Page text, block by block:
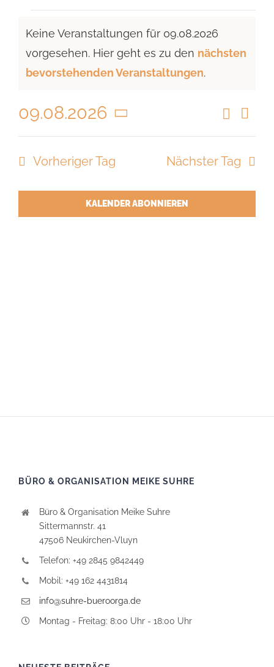
für
09.08.2026
Hinweis
Keine Veranstaltungen für 09.08.2026
vorgesehen. Hier geht es zu den nächsten
bevorstehenden Veranstaltungen.
und
Suche
Tag
09.08.2026
Datum
wählen.
Vorheriger Tag Nächster Tag
KALENDER ABONNIEREN
BÜRO & ORGANISATION MEIKE SUHRE
Büro & Organisation Meike Suhre
Sittermannstr. 41
47506 Neukirchen-Vluyn
Telefon: +49 2845 9842449
Mobil: +49 162 4431814
info@suhre-bueroorga.de
Montag - Freitag: 8:00 Uhr - 18:00 Uhr